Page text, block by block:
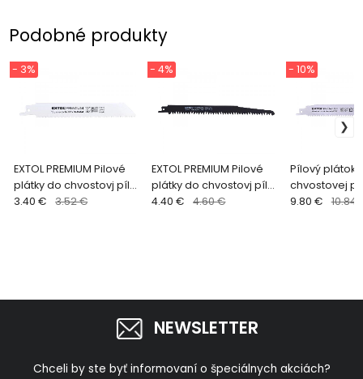
Podobné produkty
EXTOL PREMIUM Pilové
plátky do chvostovj píly
3ks, BiM, 150x19x0,9mm
- 3%
3.40 € 3.52 €
EXTOL PREMIUM Pilové
plátky do chvostovj píly
3ks, HSC, 200x19x1,27mm
- 4%
4.40 € 4.60 €
Pílový plátok
chvostovej
plátky,
- 10%
9.80 € 10.84
NEWSLETTER
Chceli by ste byť informovaní o špeciálnych akciách?